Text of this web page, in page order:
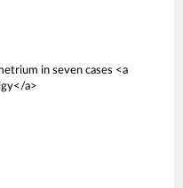
in seven cases <a
a>